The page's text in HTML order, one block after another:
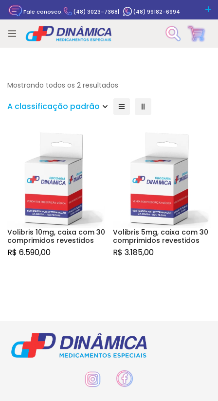
Fale conosco: (48) 3023-7368| (48) 99182-6994
Rastrear pedido
Mostrando todos os 2 resultados
A classificação padrão
Volibris 10mg, caixa com 30
comprimidos revestidos
R$ 6.590,00
Volibris 5mg, caixa com 30
comprimidos revestidos
R$ 3.185,00